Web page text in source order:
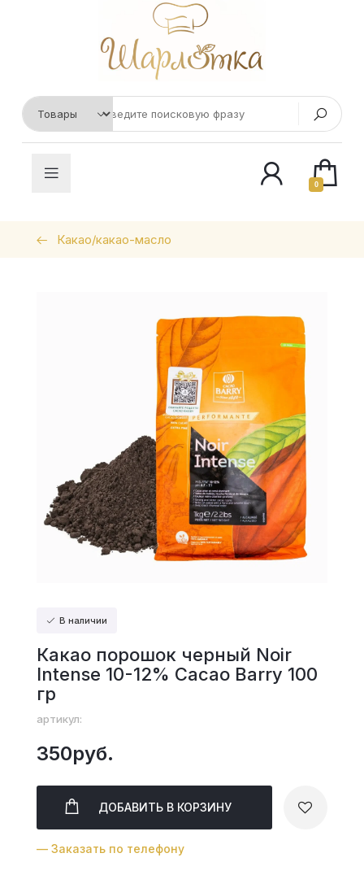
0
Какао/какао-масло
В наличии
Какао порошок черный Noir
Intense 10-12% Cacao Barry 100
гр
артикул:
350руб.
ДОБАВИТЬ В КОРЗИНУ
— Заказать по телефону